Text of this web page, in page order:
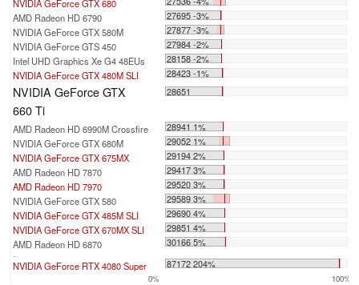
NVIDIA GeForce GTX 680
AMD Radeon HD 6790
27695 -3%
NVIDIA GeForce GTX 580M
27877 -3%
NVIDIA GeForce GTS 450
27984 -2%
Intel UHD Graphics Xe G4 48EUs
28158 -2%
NVIDIA GeForce GTX 480M SLI
28423 -1%
NVIDIA GeForce GTX
660 Ti
28651
AMD Radeon HD 6990M Crossfire
28941 1%
NVIDIA GeForce GTX 680M
29052 1%
NVIDIA GeForce GTX 675MX
29194 2%
AMD Radeon HD 7870
29417 3%
AMD Radeon HD 7970
29520 3%
NVIDIA GeForce GTX 580
29589 3%
NVIDIA GeForce GTX 485M SLI
29690 4%
NVIDIA GeForce GTX 670MX SLI
29851 4%
AMD Radeon HD 6870
30166 5%
...
NVIDIA GeForce RTX 4080 Super 87172 204%
0% 100%